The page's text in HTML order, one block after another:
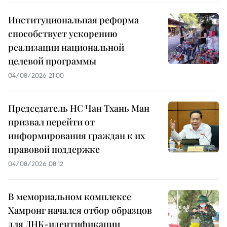
Институциональная реформа
способствует ускорению
реализации национальной
целевой программы
04/08/2026 21:00
Председатель НС Чан Тхань Ман
призвал перейти от
информирования граждан к их
правовой поддержке
04/08/2026 08:12
В мемориальном комплексе
Хамронг начался отбор образцов
для ДНК-идентификации